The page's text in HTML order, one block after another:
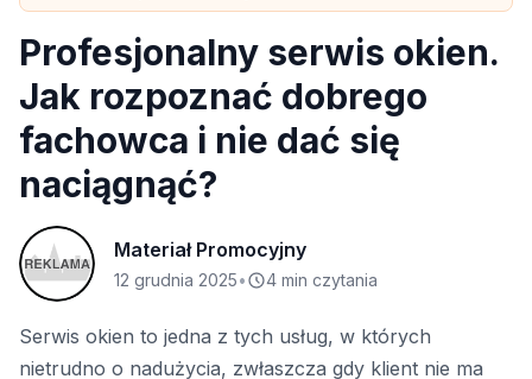
Profesjonalny serwis okien.
Jak rozpoznać dobrego
fachowca i nie dać się
naciągnąć?
Materiał Promocyjny
12 grudnia 2025• 4 min czytania
Serwis okien to jedna z tych usług, w których
nietrudno o nadużycia, zwłaszcza gdy klient nie ma